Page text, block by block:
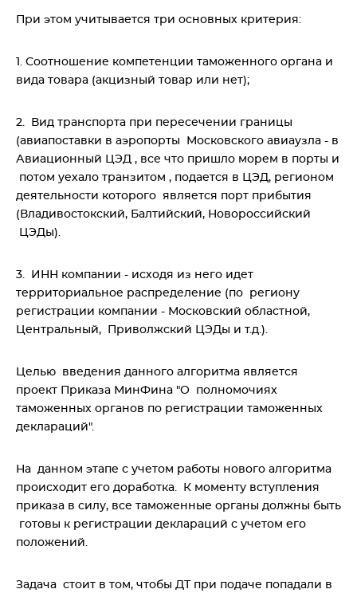
При этом учитывается три основных критерия:
1. Соотношение компетенции таможенного органа и
вида товара (акцизный товар или нет);
2. Вид транспорта при пересечении границы
(авиапоставки в аэропорты Московского авиаузла - в
Авиационный ЦЭД , все что пришло морем в порты и
потом уехало транзитом , подается в ЦЭД, регионом
деятельности которого является порт прибытия
(Владивостокский, Балтийский, Новороссийский
ЦЭДы).
3. ИНН компании - исходя из него идет
территориальное распределение (по региону
регистрации компании - Московский областной,
Центральный, Приволжский ЦЭДы и т.д.).
Целью введения данного алгоритма является
проект Приказа МинФина "О полномочиях
таможенных органов по регистрации таможенных
деклараций".
На данном этапе с учетом работы нового алгоритма
происходит его доработка. К моменту вступления
приказа в силу, все таможенные органы должны быть
готовы к регистрации деклараций с учетом его
положений.
Задача стоит в том, чтобы ДТ при подаче попадали в